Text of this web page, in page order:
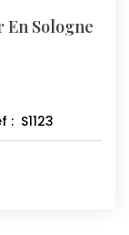
En Sologne
: S1123